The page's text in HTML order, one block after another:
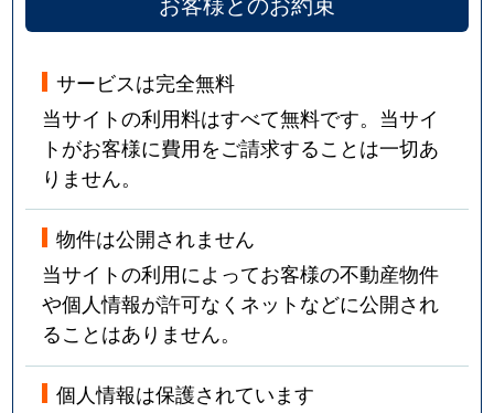
サービスは完全無料
当サイトの利用料はすべて無料です。当サイ
トがお客様に費用をご請求することは一切あ
りません。
物件は公開されません
当サイトの利用によってお客様の不動産物件
や個人情報が許可なくネットなどに公開され
ることはありません。
個人情報は保護されています